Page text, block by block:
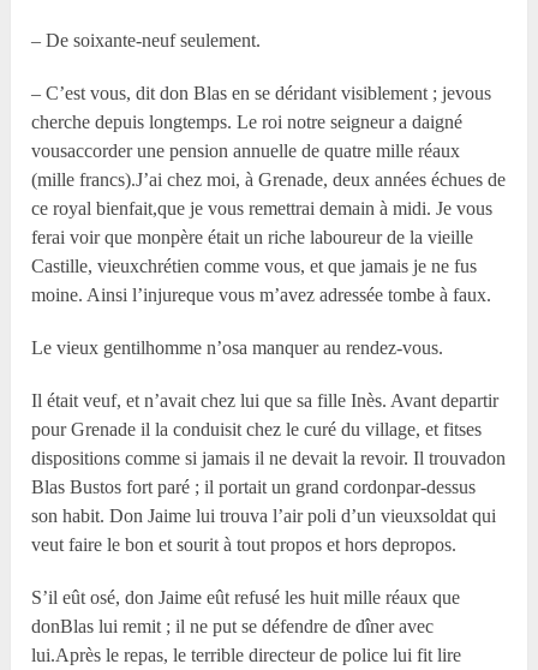
– De soixante-neuf seulement.
– C’est vous, dit don Blas en se déridant visiblement ; jevous
cherche depuis longtemps. Le roi notre seigneur a daigné
vousaccorder une pension annuelle de quatre mille réaux
(mille francs).J’ai chez moi, à Grenade, deux années échues de
ce royal bienfait,que je vous remettrai demain à midi. Je vous
ferai voir que monpère était un riche laboureur de la vieille
Castille, vieuxchrétien comme vous, et que jamais je ne fus
moine. Ainsi l’injureque vous m’avez adressée tombe à faux.
Le vieux gentilhomme n’osa manquer au rendez-vous.
Il était veuf, et n’avait chez lui que sa fille Inès. Avant departir
pour Grenade il la conduisit chez le curé du village, et fitses
dispositions comme si jamais il ne devait la revoir. Il trouvadon
Blas Bustos fort paré ; il portait un grand cordonpar-dessus
son habit. Don Jaime lui trouva l’air poli d’un vieuxsoldat qui
veut faire le bon et sourit à tout propos et hors depropos.
S’il eût osé, don Jaime eût refusé les huit mille réaux que
donBlas lui remit ; il ne put se défendre de dîner avec
lui.Après le repas, le terrible directeur de police lui fit lire